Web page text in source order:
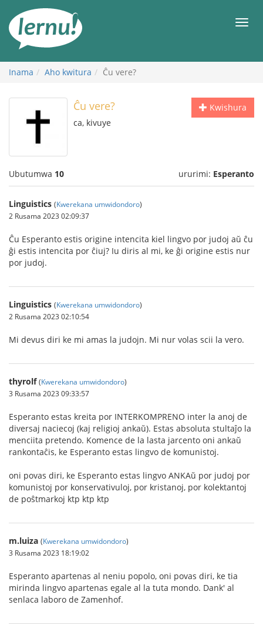
rupapuro
rw'ibirimwo
Inama Aho kwitura Ĉu vere?
Kwishura
Ĉu vere?
ca, kivuye
Ubutumwa 10 ururimi: Esperanto
Linguistics (Kwerekana umwidondoro)
2 Rusama 2023 02:09:37
Ĉu Esperanto estis origine intencita kiel lingvo por judoj aŭ ĉu
ĝi estis intencita por ĉiuj? Iu diris al mi, ke ĝi origine estis nur
por judoj.
Linguistics (Kwerekana umwidondoro)
2 Rusama 2023 02:10:54
Mi devus diri ke mi amas la judojn. Mi nur volas scii la vero.
thyrolf (Kwerekana umwidondoro)
3 Rusama 2023 09:33:57
Esperanto estas kreita por INTERKOMPRENO inter la anoj de
diversaj naciecoj (kaj religioj ankaŭ). Estas absoluta stultaĵo la
menciita pretendo. Komence de la lasta jarcento oni ankaŭ
rankontaĉis, ke Esperanto estas lingvo de komunistoj.
oni povas diri, ke Esperanto estas lingvo ANKAŭ por judoj por
komunistoj por konservativuloj, por kristanoj, por kolektantoj
de poŝtmarkoj ktp ktp ktp
m.luiza (Kwerekana umwidondoro)
3 Rusama 2023 18:19:02
Esperanto apartenas al neniu popolo, oni povas diri, ke tia
mirinda lingvo apartenas egale al la tuta mondo. Dank' al
senlaca laboro de Zamenhof.